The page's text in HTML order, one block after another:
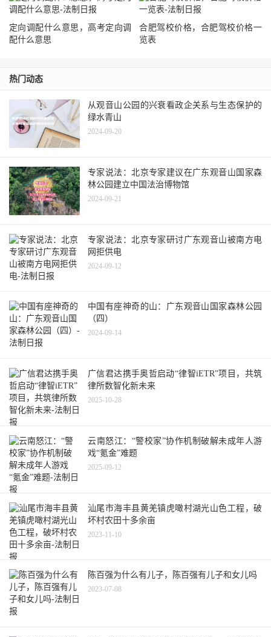
定向调配什么意思，高考定向调
配什么意思
合肥驾校价格，合肥驾校价格一
览表
热门动态
从观音山公园的兴衰看政企关系与生态保护的
绿水青山
2024-09-20
专家说法：北京专家建议在广东观音山国家森
林公园建立中国法治博物馆
2024-09-21
专家说法：北京专家研讨广东观音山被南方电
网拒供电
2024-09-12
中国有座神奇的山：广东观音山国家森林公园
（四）
2024-09-14
广信君达携手奥哲启动“律智iETR”项目，共筑
律所数智化新未来
2025-10-28
云南怒江：“警校家”协作机制破解未成年人游
戏“氪金”难题
2025-09-12
汕尾市海丰县黄羌镇虎噉村湖光山色工程，破
坏村农田十多余亩
2023-11-10
陈百强为什么有儿子，陈百强有儿子和女儿吗
2023-07-08